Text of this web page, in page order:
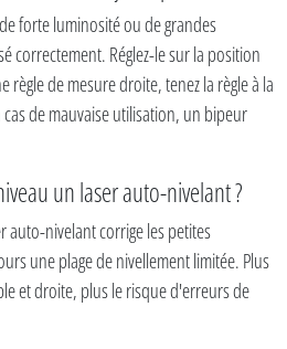
forte luminosité ou de grandes
correctement. Réglez-le sur la position
règle de mesure droite, tenez la règle à la
cas de mauvaise utilisation, un bipeur
un laser auto-nivelant ?
auto-nivelant corrige les petites
une plage de nivellement limitée. Plus
et droite, plus le risque d'erreurs de